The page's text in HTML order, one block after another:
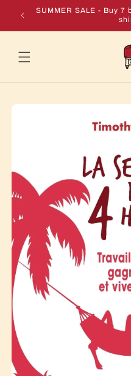
Skip to
content
+ Free
SUMMER SALE - Buy
Skip to